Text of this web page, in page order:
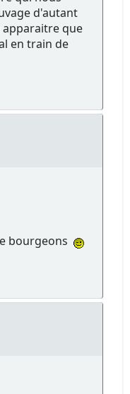
d'autant
apparaitre que
en train de
bourgeons